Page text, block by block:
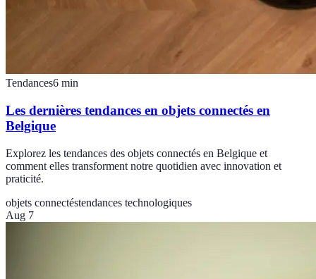
Tendances6 min
Les dernières tendances en objets connectés en
Belgique
Explorez les tendances des objets connectés en Belgique et
comment elles transforment notre quotidien avec innovation et
praticité.
objets connectéstendances technologiques
Aug 7